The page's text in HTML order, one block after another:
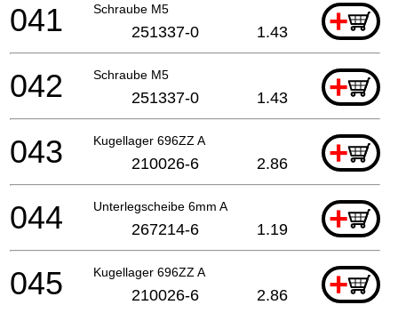
Schraube M5 +
041 251337-0 1.43
Schraube M5 +
042 251337-0 1.43
Kugellager 696ZZ A +
043 210026-6 2.86
Unterlegscheibe 6mm A +
044 267214-6 1.19
Kugellager 696ZZ A +
045 210026-6 2.86